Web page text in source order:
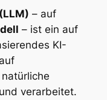
– auf
– ist ein auf
KI-
verarbeitet.